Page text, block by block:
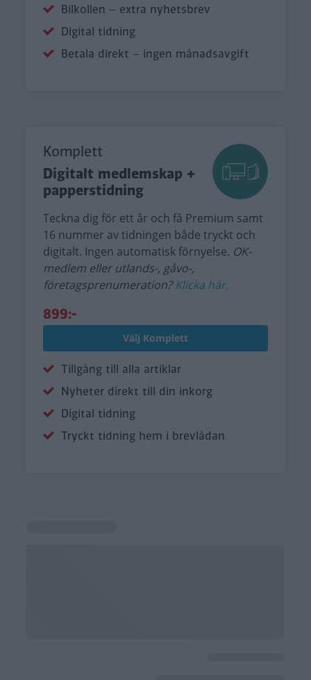
Bilkollen – extra nyhetsbrev
Digital tidning
Betala direkt – ingen månadsavgift
Komplett
Digitalt medlemskap +
papperstidning
Teckna dig för ett år och få Premium samt
16 nummer av tidningen både tryckt och
digitalt. Ingen automatisk förnyelse. OK-
medlem eller utlands-, gåvo-,
företagsprenumeration?Klicka här.
899:-
Välj Komplett
Tillgång till alla artiklar
Nyheter direkt till din inkorg
Digital tidning
Tryckt tidning hem i brevlådan